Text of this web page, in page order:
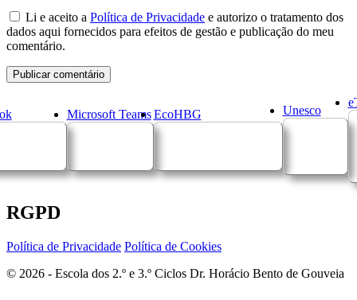
Li e aceito a Política de Privacidade e autorizo o tratamento dos
dados aqui fornecidos para efeitos de gestão e publicação do meu
comentário.
Microsoft Teams EcoHBG Unesco
RGPD
Política de Privacidade Política de Cookies
© 2026 - Escola dos 2.º e 3.º Ciclos Dr. Horácio Bento de Gouveia